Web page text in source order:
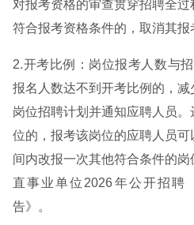
对报考资格的审查贯穿招聘全
符合报考资格条件的，取消其报
2.开考比例：岗位报考人数与
报名人数达不到开考比例的，
岗位招聘计划并通知应聘人员
位的，报考该岗位的应聘人员
间内改报一次其他符合条件的
直事业单位2026年公开招聘
告》。